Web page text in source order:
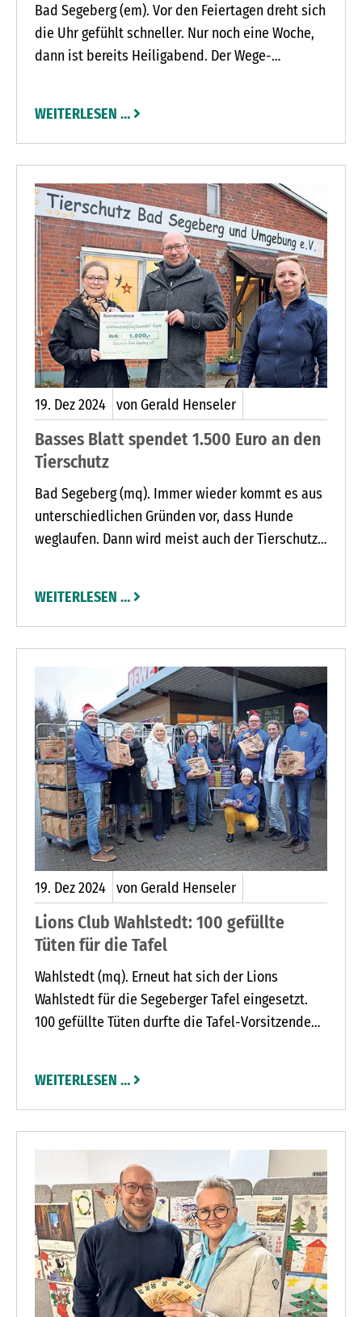
Bad Segeberg (em). Vor den Feiertagen dreht sich
die Uhr gefühlt schneller. Nur noch eine Woche,
dann ist bereits Heiligabend. Der Wege-
der Abfallsammlung und die Öffnungszeiten der
Recyclinghöfe und des Service Centers bis
Jahresende:
WEITERLESEN …
19. Dez2024 von Gerald Henseler
Basses Blatt spendet 1.500 Euro an den
Tierschutz
Bad Segeberg (mq). Immer wieder kommt es aus
unterschiedlichen Gründen vor, dass Hunde
weglaufen. Dann wird meist auch der Tierschutz
gebeten. So war es auch vor einigen Wochen, als
der Schäferhund-mischling Nando seinem
Herrchen aus Henstedt-Ulzburg während eines
Spaziergangs am Großen Segeberger See
entwischte.
WEITERLESEN …
19. Dez2024 von Gerald Henseler
Lions Club Wahlstedt: 100 gefüllte
Tüten für die Tafel
Wahlstedt (mq). Erneut hat sich der Lions
Wahlstedt für die Segeberger Tafel eingesetzt.
100 gefüllte Tüten durfte die Tafel-Vorsitzende
in Empfang nehmen.
WEITERLESEN …